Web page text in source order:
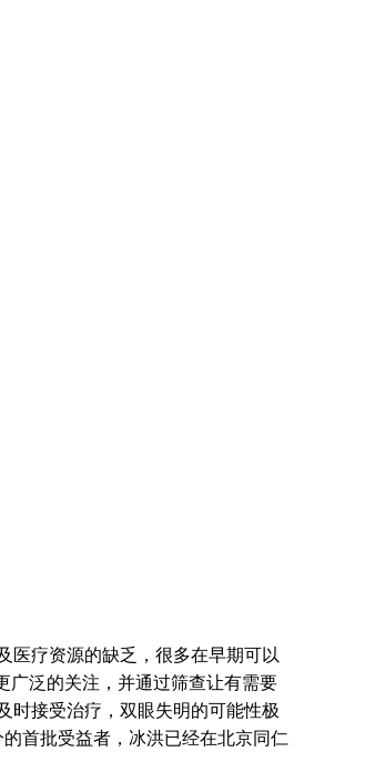
疗资源的缺乏，很多在早期可以
泛的关注，并通过筛查让有需要
时接受治疗，双眼失明的可能性极
首批受益者，冰洪已经在北京同仁